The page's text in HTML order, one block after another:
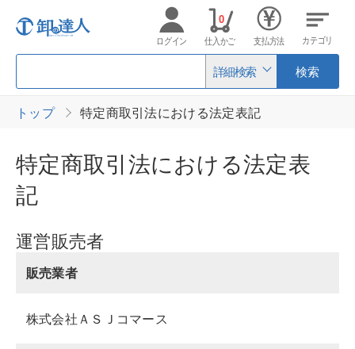
詳細検索 検索
ログイン 仕入かご
0
支払方法 カテゴリ
トップ 特定商取引法における法定表記
特定商取引法における法定表
記
運営販売者
販売業者
株式会社ＡＳＪコマース